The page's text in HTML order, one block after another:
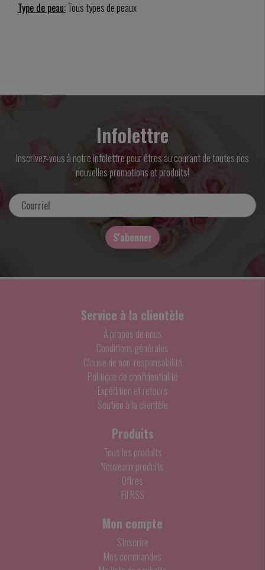
Type de peau:Tous types de peaux
Infolettre
Inscrivez-vous à notre infolettre pour êtres au courant de toutes nos
nouvelles promotions et produits!
S'abonner
Service à la clientèle
À propos de nous
Conditions générales
Clause de non-responsabilité
Politique de confidentialité
Expédition et retours
Soutien à la clientèle
Produits
Tous les produits
Nouveaux produits
Offres
Fil RSS
Mon compte
S'inscrire
Mes commandes